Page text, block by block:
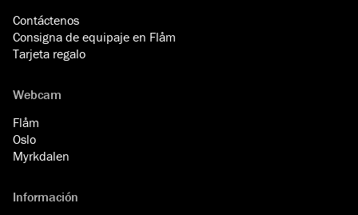
Contáctenos
Consigna de equipaje en Flåm
Tarjeta regalo
Webcam
Flåm
Oslo
Myrkdalen
Información